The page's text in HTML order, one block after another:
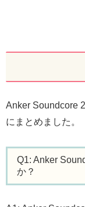
Anker Soundcore
にまとめました。
Q1: Anker
か？